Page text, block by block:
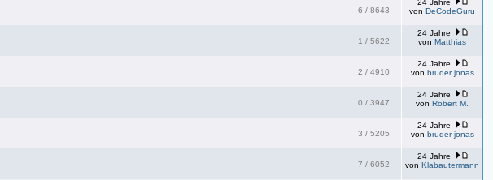
6 / 8643
24 Jahre
von DeCodeGuru
1 / 5622
24 Jahre
von Matthias
2 / 4910
24 Jahre
von bruder jonas
0 / 3947
24 Jahre
von Robert M.
3 / 5205
24 Jahre
von bruder jonas
7 / 6052
24 Jahre
von Klabautermann